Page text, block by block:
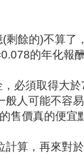
剩餘的)不算了
的年化報
必須取得大
般人可能不容
售價真的便宜
計算，再來對